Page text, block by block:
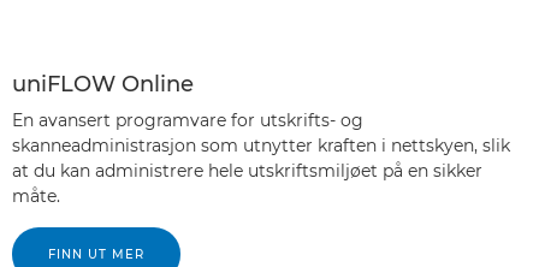
uniFLOW Online
En avansert programvare for utskrifts- og
skanneadministrasjon som utnytter kraften i nettskyen, slik
at du kan administrere hele utskriftsmiljøet på en sikker
måte.
FINN UT MER